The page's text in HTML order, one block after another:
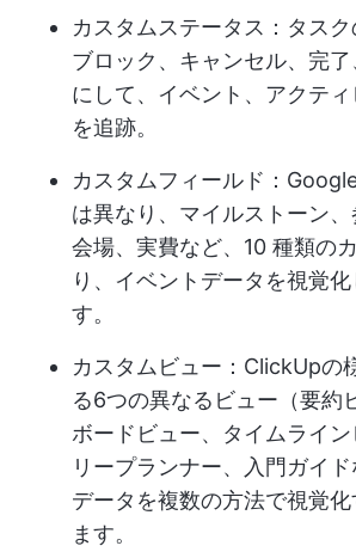
カスタムステータス：タス
ブロック、キャンセル、完
にして、イベント、アクテ
を追跡。
カスタムフィールド：
は異なり、マイルストーン、
会場、実費など、10 種類の
り、イベントデータを視覚
す。
カスタムビュー：ClickUpの
る6つの異なるビュー（要約
ボードビュー、タイムライ
リープランナー、入門ガイ
データを複数の方法で視覚
ます。